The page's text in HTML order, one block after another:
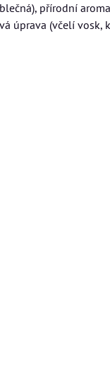
přírodní
úprava (včelí vosk,